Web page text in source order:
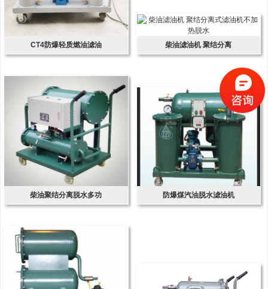
CT4防爆轻质燃油滤油 柴油滤油机 聚结分离
柴油聚结分离脱水多功 防爆煤汽油脱水滤油机